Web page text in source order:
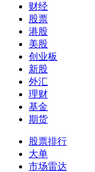
财经
股票
港股
美股
创业板
新股
外汇
理财
基金
期货
股票排行
大单
市场雷达